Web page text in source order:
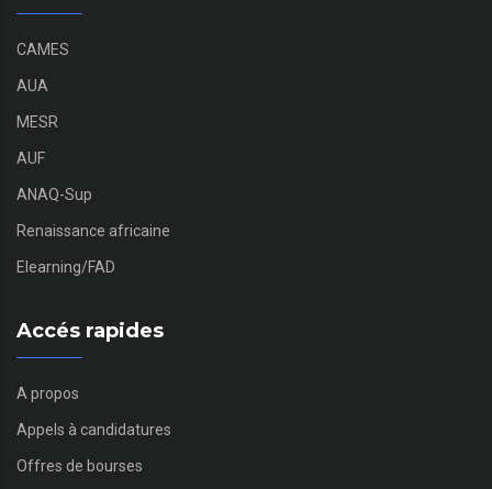
CAMES
AUA
MESR
AUF
ANAQ-Sup
Renaissance africaine
Elearning/FAD
Accés rapides
A propos
Appels à candidatures
Offres de bourses